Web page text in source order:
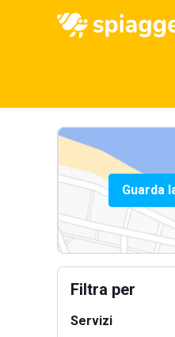
Guarda
Filtra per
Servizi